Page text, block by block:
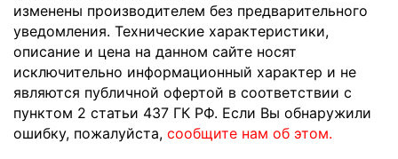
изменены производителем без предварительного
уведомления. Технические характеристики,
описание и цена на данном сайте носят
исключительно информационный характер и не
являются публичной офертой в соответствии с
пунктом 2 статьи 437 ГК РФ. Если Вы обнаружили
ошибку, пожалуйста, сообщите нам об этом.